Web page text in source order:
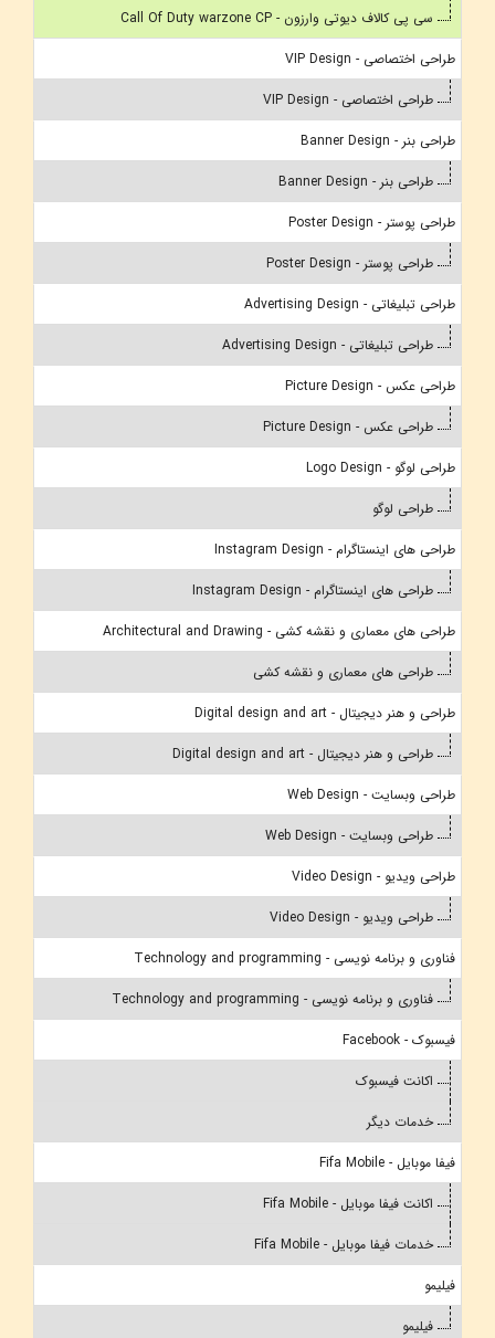
سی پی کالاف دیوتی وارزون - Call Of Duty warzone CP
طراحی اختصاصی - VIP Design
طراحی اختصاصی - VIP Design
طراحی بنر - Banner Design
طراحی بنر - Banner Design
طراحی پوستر - Poster Design
طراحی پوستر - Poster Design
طراحی تبلیغاتی - Advertising Design
طراحی تبلیغاتی - Advertising Design
طراحی عکس - Picture Design
طراحی عکس - Picture Design
طراحی لوگو - Logo Design
طراحی لوگو
طراحی های اینستاگرام - Instagram Design
طراحی های اینستاگرام - Instagram Design
طراحی های معماری و نقشه کشی - Architectural and Drawing
طراحی های معماری و نقشه کشی
طراحی و هنر دیجیتال - Digital design and art
طراحی و هنر دیجیتال - Digital design and art
طراحی وبسایت - Web Design
طراحی وبسایت - Web Design
طراحی ویدیو - Video Design
طراحی ویدیو - Video Design
فناوری و برنامه نویسی - Technology and programming
فناوری و برنامه نویسی - Technology and programming
فیسبوک - Facebook
اکانت فیسبوک
خدمات دیگر
فیفا موبایل - Fifa Mobile
اکانت فیفا موبایل - Fifa Mobile
خدمات فیفا موبایل - Fifa Mobile
فیلیمو
فیلیمو